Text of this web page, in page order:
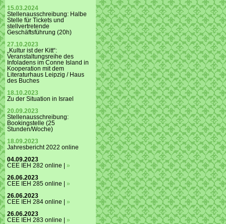
15.03.2024
Stellenausschreibung: Halbe
Stelle für Tickets und
stellvertretende
Geschäftsführung (20h)
27.10.2023
„Kultur ist der Kitt“:
Veranstaltungsreihe des
Infoladens im Conne Island in
Kooperation mit dem
Literaturhaus Leipzig / Haus
des Buches
18.10.2023
Zu der Situation in Israel
20.09.2023
Stellenausschreibung:
Bookingstelle (25
Stunden/Woche)
18.09.2023
Jahresbericht 2022 online
04.09.2023
CEE IEH 282 online | »
26.06.2023
CEE IEH 285 online | »
26.06.2023
CEE IEH 284 online | »
26.06.2023
CEE IEH 283 online | »